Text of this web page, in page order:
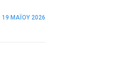
19 ΜΑΪ́ΟΥ 2026